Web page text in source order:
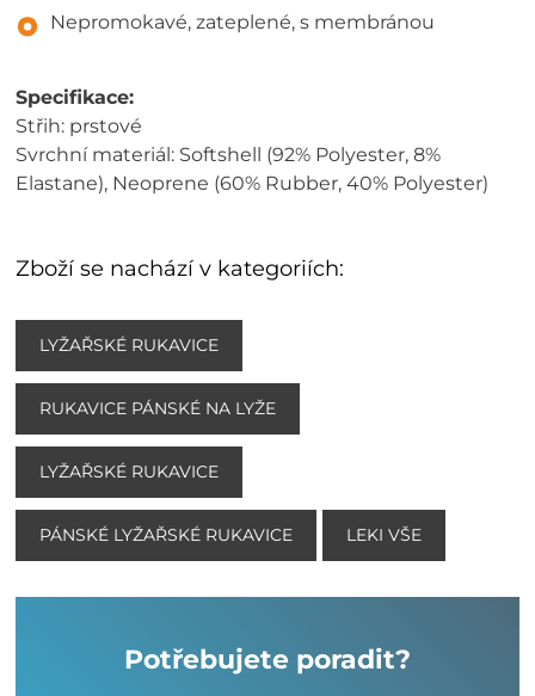
Nepromokavé, zateplené, s membránou
Specifikace:
Střih: prstové
Svrchní materiál: Softshell (92% Polyester, 8%
Elastane), Neoprene (60% Rubber, 40% Polyester)
Zboží se nachází v kategoriích:
LYŽAŘSKÉ RUKAVICE
RUKAVICE PÁNSKÉ NA LYŽE
LYŽAŘSKÉ RUKAVICE
PÁNSKÉ LYŽAŘSKÉ RUKAVICE LEKI VŠE
Potřebujete poradit?